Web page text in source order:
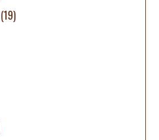
(19)